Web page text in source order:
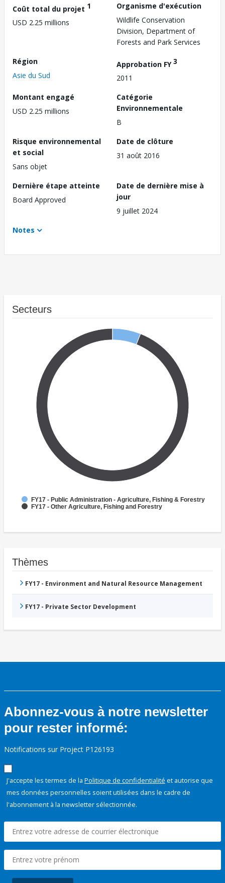
Coût total du projet 1
USD 2.25 millions
Organisme d'exécution
Wildlife Conservation
Division, Department of
Forests and Park Services
Région
Asie du Sud
Approbation FY3
2011
Montant engagé
USD 2.25 millions
Catégorie
Environnementale
B
Risque environnemental
et social
Sans objet
Date de clôture
31 août 2016
Dernière étape atteinte
Board Approved
Date de dernière mise à
jour
9 juillet 2024
Notes
Secteurs
FY17 - Public Administration - Agriculture, Fishing & Forestry
FY17 - Other Agriculture, Fishing and Forestry
Thèmes
FY17 - Environment and Natural Resource Management
FY17 - Private Sector Development
Abonnez-vous à notre newsletter
pour rester informé:
Notifications sur Project P126193
J'accepte les termes de la Politique de confidentialité et autorise que
mes données personnelles soient utilisées dans le cadre de
l'abonnement à la newsletter sélectionnée.